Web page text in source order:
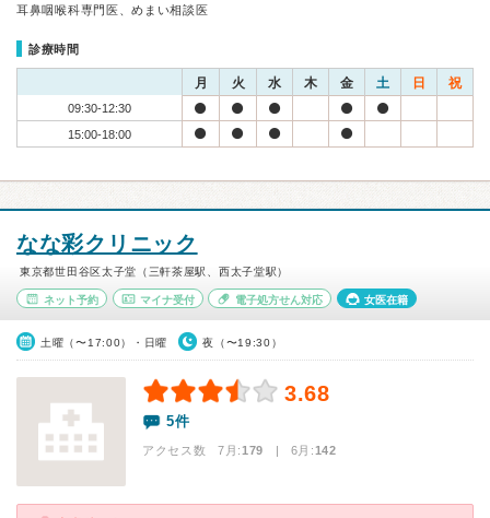
耳鼻咽喉科専門医、めまい相談医
診療時間
月 火 水 木 金 土 日 祝
09:30-12:30
15:00-18:00
なな彩クリニック
東京都世田谷区太子堂（三軒茶屋駅、西太子堂駅）
ネット予約 マイナ受付 電子処方せん対応 女医在籍
土曜（〜17:00）・日曜 夜（〜19:30）
3.68
5件
アクセス数 7月:179 | 6月:142